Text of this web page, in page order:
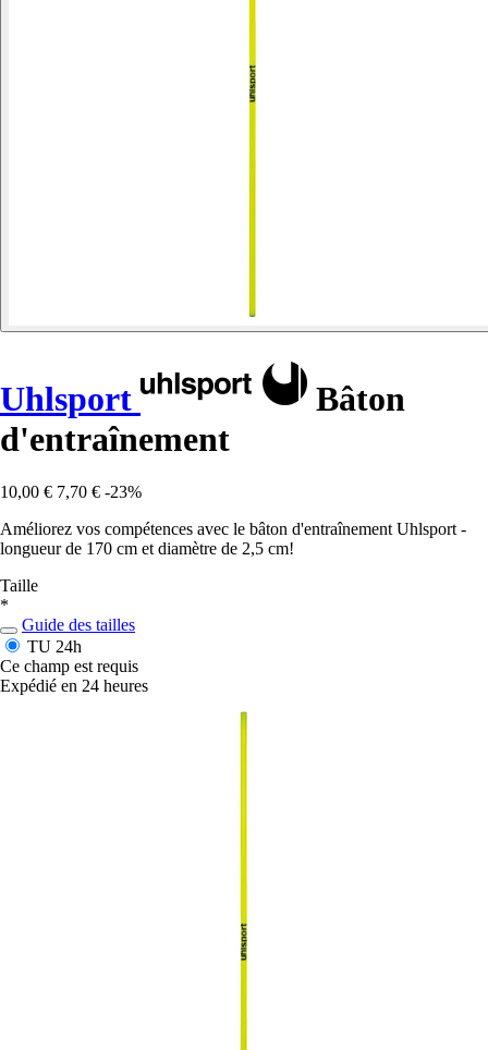
Uhlsport
Bâton
d'entraînement
10,00 € 7,70 € -23%
Améliorez vos compétences avec le bâton d'entraînement Uhlsport -
longueur de 170 cm et diamètre de 2,5 cm!
Taille
*
Guide des tailles
TU 24h
Ce champ est requis
Expédié en 24 heures